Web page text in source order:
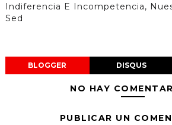
Indiferencia E Incompetencia,
Sed
BLOGGER DISQUS
NO HAY
PUBLICAR UN